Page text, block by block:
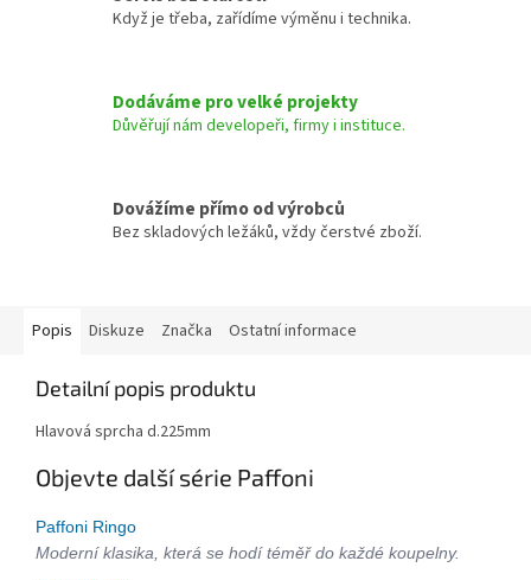
Když je třeba, zařídíme výměnu i technika.
Dodáváme pro velké projekty
Důvěřují nám developeři, firmy i instituce.
Dovážíme přímo od výrobců
Bez skladových ležáků, vždy čerstvé zboží.
Popis Diskuze Značka Ostatní informace
Detailní popis produktu
Hlavová sprcha d.225mm
Objevte další série Paffoni
Paffoni Ringo
Moderní klasika, která se hodí téměř do každé koupelny.